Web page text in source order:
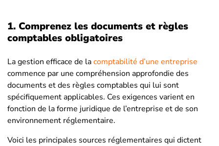
1. Comprenez les documents et règles
comptables obligatoires
La gestion efficace de lacomptabilité d’une entreprise
commence par une compréhension approfondie des
documents et des règles comptables qui lui sont
spécifiquement applicables. Ces exigences varient en
fonction de la forme juridique de l’entreprise et de son
environnement réglementaire.
Voici les principales sources réglementaires qui dictent